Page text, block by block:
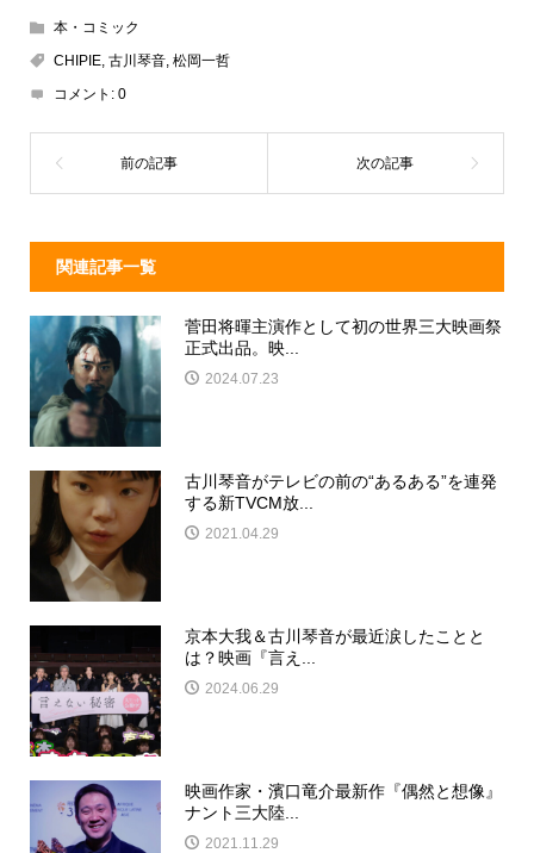
e
a
d
s
n
o
本・コミック
CHIPIE, 古川琴音, 松岡一哲
コメント: 0
関連記事一覧
菅田将暉主演作として初の世界三大映画祭
正式出品。映...
2024.07.23
古川琴音がテレビの前の“あるある”を連発
する新TVCM放...
2021.04.29
京本大我＆古川琴音が最近涙したことと
は？映画『言え...
2024.06.29
映画作家・濱口竜介最新作『偶然と想像』
ナント三大陸...
2021.11.29